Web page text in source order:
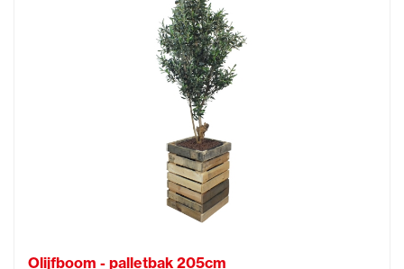
Olijfboom - palletbak 205cm